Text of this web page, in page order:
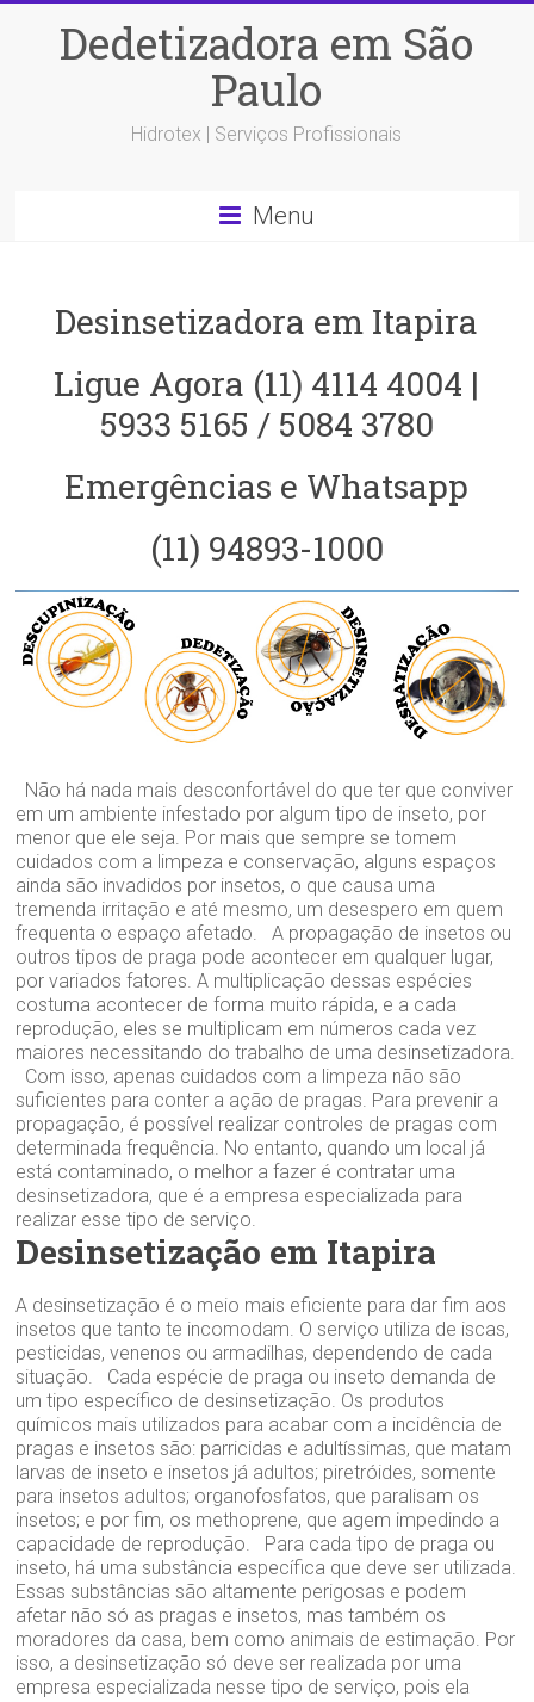
Dedetizadora em São
Paulo
Hidrotex | Serviços Profissionais
Menu
Desinsetizadora em Itapira
Ligue Agora (11) 4114 4004 |
5933 5165 / 5084 3780
Emergências e Whatsapp
(11) 94893-1000
Não há nada mais desconfortável do que ter que conviver
em um ambiente infestado por algum tipo de inseto, por
menor que ele seja. Por mais que sempre se tomem
cuidados com a limpeza e conservação, alguns espaços
ainda são invadidos por insetos, o que causa uma
tremenda irritação e até mesmo, um desespero em quem
frequenta o espaço afetado. A propagação de insetos ou
outros tipos de praga pode acontecer em qualquer lugar,
por variados fatores. A multiplicação dessas espécies
costuma acontecer de forma muito rápida, e a cada
reprodução, eles se multiplicam em números cada vez
maiores necessitando do trabalho de uma desinsetizadora.
Com isso, apenas cuidados com a limpeza não são
suficientes para conter a ação de pragas. Para prevenir a
propagação, é possível realizar controles de pragas com
determinada frequência. No entanto, quando um local já
está contaminado, o melhor a fazer é contratar uma
desinsetizadora, que é a empresa especializada para
realizar esse tipo de serviço.
Desinsetização em Itapira
A desinsetização é o meio mais eficiente para dar fim aos
insetos que tanto te incomodam. O serviço utiliza de iscas,
pesticidas, venenos ou armadilhas, dependendo de cada
situação. Cada espécie de praga ou inseto demanda de
um tipo específico de desinsetização. Os produtos
químicos mais utilizados para acabar com a incidência de
pragas e insetos são: parricidas e adultíssimas, que matam
larvas de inseto e insetos já adultos; piretróides, somente
para insetos adultos; organofosfatos, que paralisam os
insetos; e por fim, os methoprene, que agem impedindo a
capacidade de reprodução. Para cada tipo de praga ou
inseto, há uma substância específica que deve ser utilizada.
Essas substâncias são altamente perigosas e podem
afetar não só as pragas e insetos, mas também os
moradores da casa, bem como animais de estimação. Por
isso, a desinsetização só deve ser realizada por uma
empresa especializada nesse tipo de serviço, pois ela